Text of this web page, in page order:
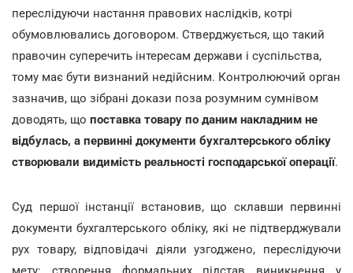
переслідуючи настання правових наслідків, котрі
обумовлювались договором. Стверджується, що такий
правочин суперечить інтересам держави і суспільства,
тому має бути визнаний недійсним. Контролюючий орган
зазначив, що зібрані докази поза розумним сумнівом
доводять, що поставка товару по даним накладним не
відбулась, а первинні документи бухгалтерського обліку
створювали видимість реальності господарської операції.
Суд першої інстанції встановив, що склавши первинні
документи бухгалтерського обліку, які не підтверджували
рух товару, відповідачі діяли узгоджено, переслідуючи